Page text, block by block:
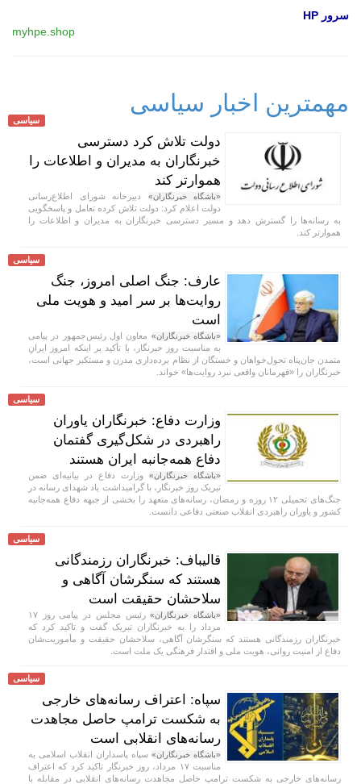
سرور HP
myhpe.shop
مهمترین اخبار سیاسی
سیاسی
دولت تلاش کرد دسترسی
خبرنگاران به مدیران و اطلاعات را
هموارتر کند
«باشگاه خبرنگاران» دبیرخانه شورای اطلاع‌رسانی
دولت اعلام کرد: دولت تلاش کرده تعامل و پاسخگویی
به رسانه‌ها را گسترش دهد و مسیر دسترسی خبرنگاران به مدیران و اطلاعات را
هموارتر کند.
سیاسی
عارف: جنگ اصلی امروز، جنگ
روایت‌ها بر سر امید و هویت ملی
است
«باشگاه خبرنگاران» معاون اول رئیس‌جمهور در پیامی
به مناسبت روز خبرنگار، با تأکید بر اینکه امروز ایرانِ
متمدن جان‌پناه تحول‌خواهان و خستگان از نظام برده‌داری مدرن و مستکبر جهانی است،
خبرنگاران را «قهرمانان واقعی نبرد روایت‌ها» خواند.
سیاسی
وزارت دفاع: خبرنگاران یاوران
راهبردی در شکل‌گیری گفتمان
دفاع همه‌جانبه ایران هستند
«باشگاه خبرنگاران» وزارت دفاع در بیانیه‌ای ضمن
تبریک روز خبرنگار، با گرامیداشت یاد شهدای رسانه در
جنگ‌های تحمیلی ۱۲ روزه و رمضان، رسانه‌های متعهد را بخشی از جبهه دفاع همه‌جانبه
کشور و یاوران راهبردی انقلاب صنعتی دفاعی دانست.
سیاسی
قالیباف: خبرنگاران رزمندگانی
هستند که سنگرشان آگاهی و
سلاحشان حقیقت است
«باشگاه خبرنگاران»
رئیس مجلس در پیامی روز ۱۷
مرداد را به خبرنگاران تبریک گفت و تاکید کرد که
خبرنگاران رزمندگانی هستند که سنگرشان آگاهی، سلاحشان حقیقت و مأموریت‌شان
دفاع از امنیت روانی، هویت ملی و اقتدار فرهنگی یک ملت است.
سیاسی
سپاه: اعتراف رسانه‌های خارجی
به شکست ترامپ حاصل مجاهدت
رسانه‌های انقلابی است
«باشگاه خبرنگاران» سپاه پاسداران انقلاب اسلامی به
مناسبت ۱۷ مرداد، روز خبرنگار تاکید کرد که اعتراف
رسانه‌های خارجی به شکست ترامپ حاصل مجاهدت رسانه‌های انقلابی در مقابله با